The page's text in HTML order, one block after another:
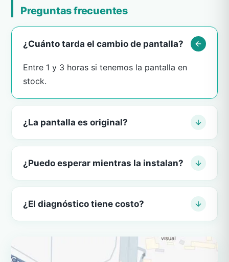
Preguntas frecuentes
¿Cuánto tarda el cambio de pantalla?
Entre 1 y 3 horas si tenemos la pantalla en
stock.
¿La pantalla es original?
¿Puedo esperar mientras la instalan?
¿El diagnóstico tiene costo?